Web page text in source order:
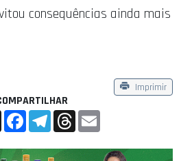
consequências ainda mais
Imprimir
X FacebookTelegramThreads